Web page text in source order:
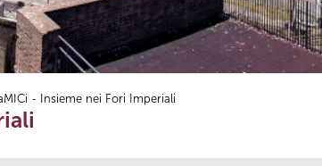
- Insieme nei Fori Imperiali